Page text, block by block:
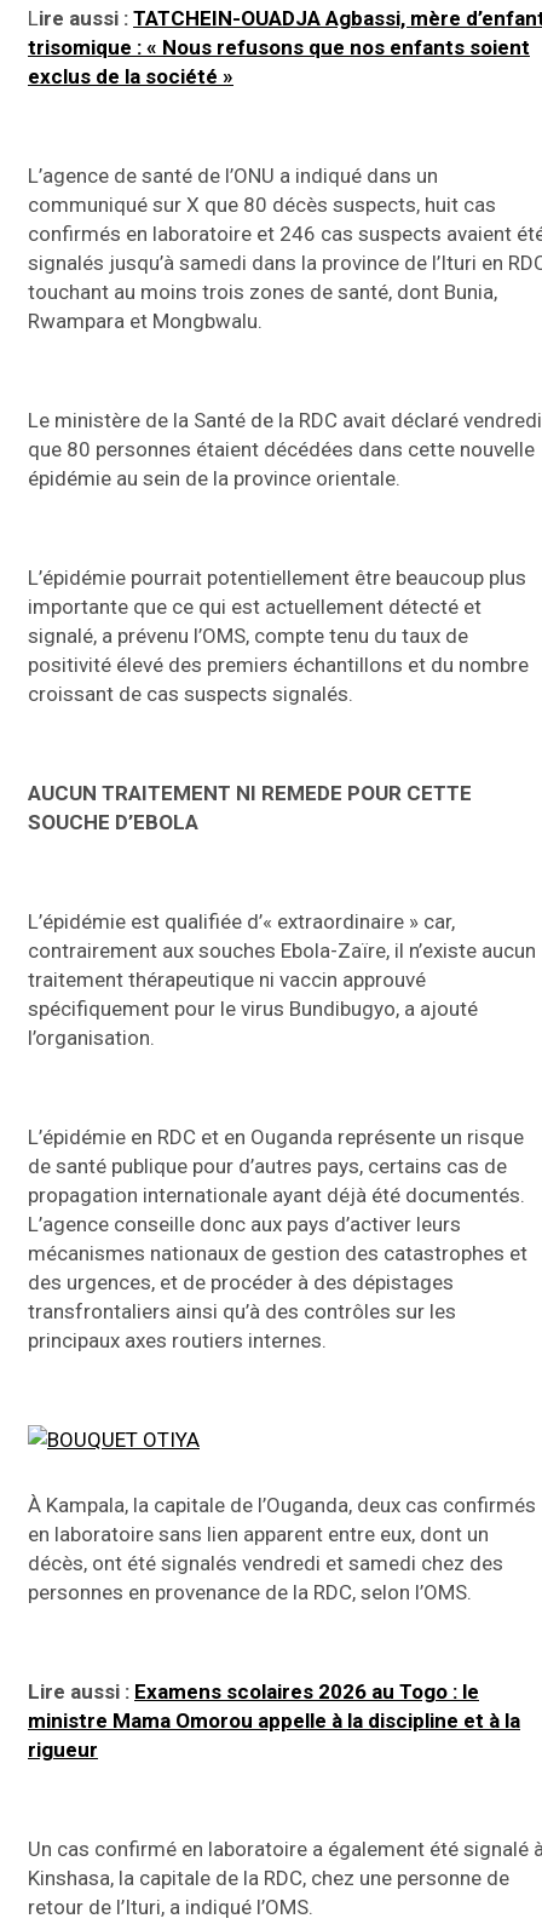
Lire aussi : TATCHEIN-OUADJA Agbassi, mère
trisomique : « Nous refusons que nos enfants soient
exclus de la société »
L’agence de santé de l’ONU a indiqué dans un
communiqué sur X que 80 décès suspects, huit cas
confirmés en laboratoire et 246 cas suspects avaient
signalés jusqu’à samedi dans la province de l’Ituri en
touchant au moins trois zones de santé, dont Bunia,
Rwampara et Mongbwalu.
Le ministère de la Santé de la RDC avait déclaré vendredi
que 80 personnes étaient décédées dans cette nouvelle
épidémie au sein de la province orientale.
L’épidémie pourrait potentiellement être beaucoup plus
importante que ce qui est actuellement détecté et
signalé, a prévenu l’OMS, compte tenu du taux de
positivité élevé des premiers échantillons et du nombre
croissant de cas suspects signalés.
AUCUN TRAITEMENT NI REMEDE POUR CETTE
SOUCHE D’EBOLA
L’épidémie est qualifiée d’« extraordinaire » car,
contrairement aux souches Ebola-Zaïre, il n’existe aucun
traitement thérapeutique ni vaccin approuvé
spécifiquement pour le virus Bundibugyo, a ajouté
l’organisation.
L’épidémie en RDC et en Ouganda représente un risque
de santé publique pour d’autres pays, certains cas de
propagation internationale ayant déjà été documentés.
L’agence conseille donc aux pays d’activer leurs
mécanismes nationaux de gestion des catastrophes et
des urgences, et de procéder à des dépistages
transfrontaliers ainsi qu’à des contrôles sur les
principaux axes routiers internes.
À Kampala, la capitale de l’Ouganda, deux cas confirmés
en laboratoire sans lien apparent entre eux, dont un
décès, ont été signalés vendredi et samedi chez des
personnes en provenance de la RDC, selon l’OMS.
Lire aussi : Examens scolaires 2026 au Togo : le
ministre Mama Omorou appelle à la discipline et à la
rigueur
Un cas confirmé en laboratoire a également été signalé
Kinshasa, la capitale de la RDC, chez une personne de
retour de l’Ituri, a indiqué l’OMS.